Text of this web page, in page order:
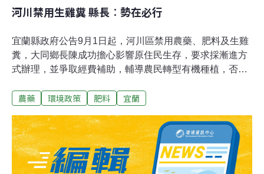
河川禁用生雞糞 縣長︰勢在必行
宜蘭縣政府公告9月1日起，河川區禁用農藥、肥料及生雞
糞，大同鄉長陳成功擔心影響原住民生存，要求採漸進方
式辦理，並爭取經費補助，輔導農民轉型有機種植，否則
啟動輔導機制，向原民會爭取專案補助。陳成功昨天參加
有配套措施，否則政策實施，會造成大同鄉社會問題，嚴
重影響經濟產業發展。縣長林聰賢說，水源必須保護，不
能讓河川受到污染，不只是蘭陽溪，全縣河川都納入管
制，檢方也要求縣府全面啟動檢測，「禁用政策」勢在必
農藥 環境政策 肥料 宜蘭